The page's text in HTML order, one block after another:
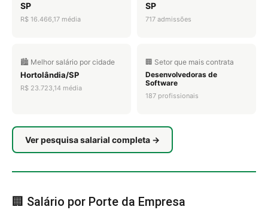
SP
R$ 16.466,17 média
SP
717 admissões
🏙️ Melhor salário por cidade
Hortolândia/SP
R$ 23.723,14 média
🏢 Setor que mais contrata
Desenvolvedoras de
Software
187 profissionais
Ver pesquisa salarial completa →
🏢 Salário por Porte da Empresa